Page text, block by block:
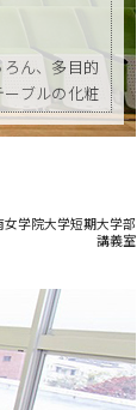
ん、多目的
ブルの化粧
でとは違っ
学院大学短期大学部
講義室